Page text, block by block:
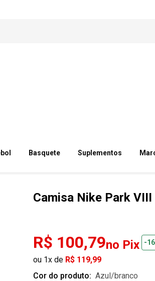
Basquete Suplementos
Camisa Nike Park VIII
R$ 100,79no Pix -
ou 1x de R$ 119,99
Cor do produto:
azul/branco